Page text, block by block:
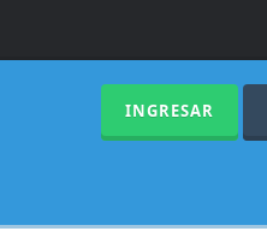
INGRESAR